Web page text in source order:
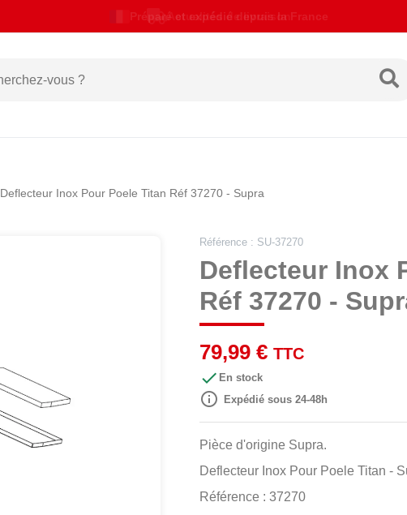
Actualités de livraison
Deflecteur Inox Pour Poele Titan Réf 37270 - Supra
Référence : SU-37270
Deflecteur Inox
Réf 37270 -
79,99 € TTC
 En stock
 Expédié sous 24-48h
Pièce d'origine Supra.
Deflecteur Inox Pour Poele Titan -
Référence : 37270